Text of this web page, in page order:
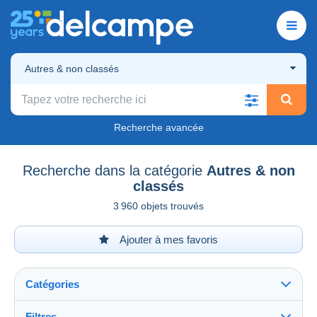
Autres & non classés
Recherche avancée
Recherche dans la catégorie Autres & non
classés
3 960 objets trouvés
Ajouter à mes favoris
Catégories